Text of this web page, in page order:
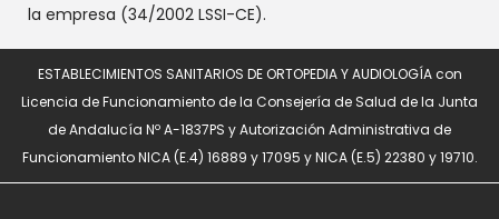
la empresa (34/2002 LSSI-CE).
ESTABLECIMIENTOS SANITARIOS DE ORTOPEDIA Y AUDIOLOGÍA con
Licencia de Funcionamiento de la Consejería de Salud de la Junta
de Andalucía Nº A-1837PS y Autorización Administrativa de
Funcionamiento NICA (E.4) 16889 y 17095 y NICA (E.5) 22380 y 19710.